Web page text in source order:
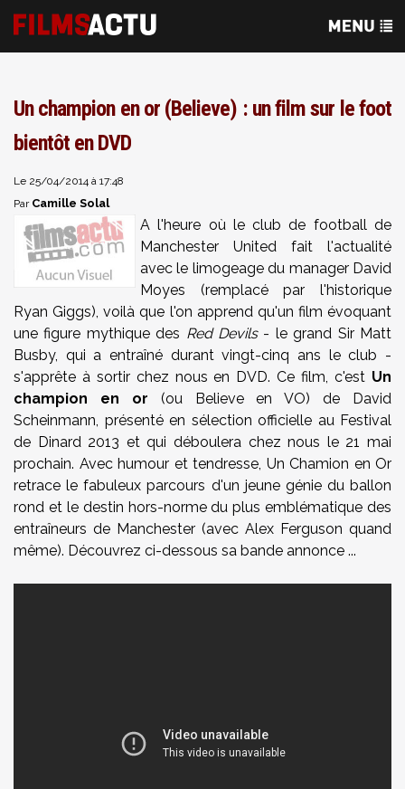
Un champion en or (Believe) : un film sur le foot
bientôt en DVD
Le 25/04/2014 à 17:48
Par Camille Solal
A l'heure où le club de football de
Manchester United fait l'actualité
avec le limogeage du manager David
Moyes (remplacé par l'historique
Ryan Giggs), voilà que l'on apprend qu'un film évoquant
une figure mythique des Red Devils- le grand Sir Matt
Busby, qui a entraîné durant vingt-cinq ans le club -
s'apprête à sortir chez nous en DVD. Ce film, c'est Un
champion en or (ou Believe en VO) de David
Scheinmann, présenté en sélection officielle au Festival
de Dinard 2013 et qui déboulera chez nous le 21 mai
prochain. Avec humour et tendresse, Un Chamion en Or
retrace le fabuleux parcours d'un jeune génie du ballon
rond et le destin hors-norme du plus emblématique des
entraîneurs de Manchester (avec Alex Ferguson quand
même). Découvrez ci-dessous sa bande annonce ...